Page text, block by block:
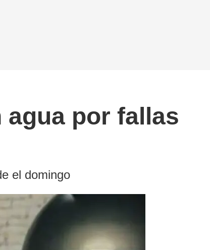
agua por fallas
el domingo